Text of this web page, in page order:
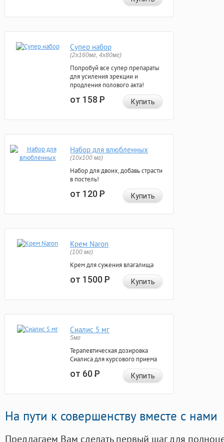
Супер набор
(2х160мг, 4х80мг)
Попробуй все супер препараты
для усиления эрекции и
продления полового акта!
от 158Р Купить
Набор для влюбленных
(10х100 мг)
Набор для двоих, добавь страсти
в постель!
от 120Р Купить
Крем Naron
(100 мг)
Крем для сужения влагалища
от 1500Р Купить
Сиалис 5 мг
5мг
Терапевтическая дозировка
Сиалиса для курсового приема
от 60Р Купить
На пути к совершенству вместе с нами
Предлагаем Вам сделать первый шаг для